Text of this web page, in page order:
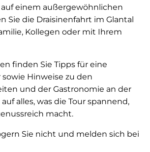
auf einem außergewöhnlichen
Sie die Draisinenfahrt im Glantal
Kollegen oder mit Ihrem
finden Sie Tipps für eine
Hinweise zu den
und der Gastronomie an der
alles, was die Tour spannend,
macht.
Sie nicht und melden sich bei